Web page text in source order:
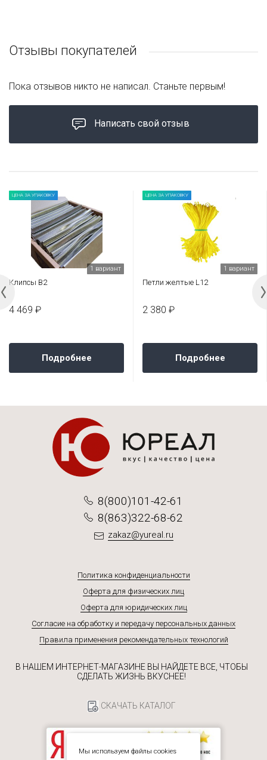
Отзывы покупателей
Написать свой отзыв
Пока отзывов никто не написал. Станьте первым!
ЦЕНА ЗА УПАКОВКУ
1 вариант
Клипсы В2
4 469 ₽
Подробнее
ЦЕНА ЗА УПАКОВКУ
1 вариант
Петли желтые L12
2 380 ₽
Подробнее
8(800)101-42-61
8(863)322-68-62
zakaz@yureal.ru
Политика конфиденциальности
Оферта для физических лиц
Оферта для юридических лиц
Согласие на обработку и передачу персональных данных
Правила применения рекомендательных технологий
В НАШЕМ ИНТЕРНЕТ-МАГАЗИНЕ ВЫ НАЙДЕТЕ ВСЕ, ЧТОБЫ
СДЕЛАТЬ ЖИЗНЬ ВКУСНЕЕ!
СКАЧАТЬ КАТАЛОГ
Мы используем файлы cookies